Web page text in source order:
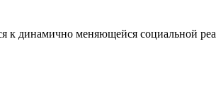
к динамично меняющейся социальной